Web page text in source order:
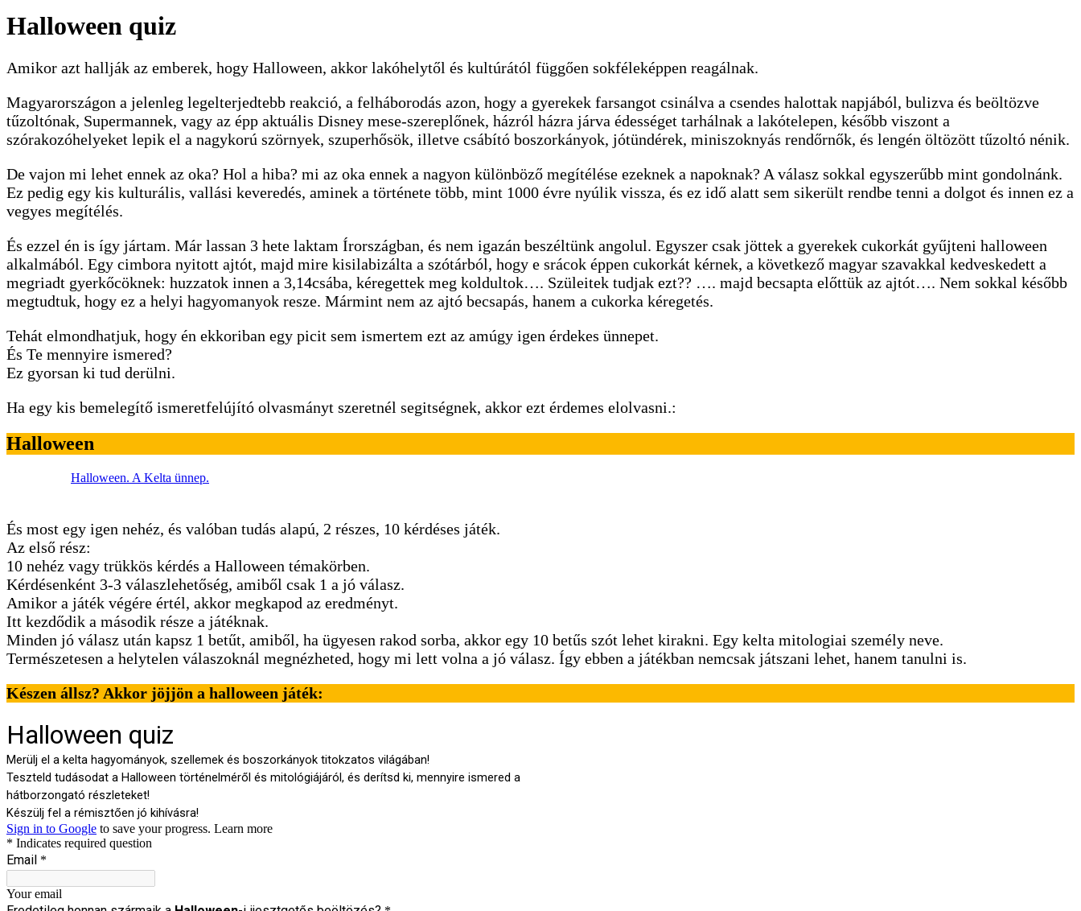
Halloween quiz
Amikor azt hallják az emberek, hogy Halloween, akkor lakóhelytől és kultúrától függően sokféleképpen reagálnak.
Magyarországon a jelenleg legelterjedtebb reakció, a felháborodás azon, hogy a gyerekek farsangot csinálva a csendes halottak napjából, bulizva és beöltözve
tűzoltónak, Supermannek, vagy az épp aktuális Disney mese-szereplőnek, házról házra járva édességet tarhálnak a lakótelepen, később viszont a
szórakozóhelyeket lepik el a nagykorú szörnyek, szuperhősök, illetve csábító boszorkányok, jótündérek, miniszoknyás rendőrnők, és lengén öltözött tűzoltó nénik.
De vajon mi lehet ennek az oka? Hol a hiba? mi az oka ennek a nagyon különböző megítélése ezeknek a napoknak? A válasz sokkal egyszerűbb mint gondolnánk.
Ez pedig egy kis kulturális, vallási keveredés, aminek a története több, mint 1000 évre nyúlik vissza, és ez idő alatt sem sikerült rendbe tenni a dolgot és innen ez a
vegyes megítélés.
És ezzel én is így jártam. Már lassan 3 hete laktam Írországban, és nem igazán beszéltünk angolul. Egyszer csak jöttek a gyerekek cukorkát gyűjteni halloween
alkalmából. Egy cimbora nyitott ajtót, majd mire kisilabizálta a szótárból, hogy e srácok éppen cukorkát kérnek, a következő magyar szavakkal kedveskedett a
megriadt gyerkőcöknek: huzzatok innen a 3,14csába, kéregettek meg koldultok…. Szüleitek tudjak ezt?? …. majd becsapta előttük az ajtót…. Nem sokkal később
megtudtuk, hogy ez a helyi hagyomanyok resze. Mármint nem az ajtó becsapás, hanem a cukorka kéregetés.
Tehát elmondhatjuk, hogy én ekkoriban egy picit sem ismertem ezt az amúgy igen érdekes ünnepet.
És Te mennyire ismered?
Ez gyorsan ki tud derülni.
Ha egy kis bemelegítő ismeretfelújító olvasmányt szeretnél segitségnek, akkor ezt érdemes elolvasni.:
Halloween
Halloween. A Kelta ünnep.
És most egy igen nehéz, és valóban tudás alapú, 2 részes, 10 kérdéses játék.
Az első rész:
10 nehéz vagy trükkös kérdés a Halloween témakörben.
Kérdésenként 3-3 válaszlehetőség, amiből csak 1 a jó válasz.
Amikor a játék végére értél, akkor megkapod az eredményt.
Itt kezdődik a második része a játéknak.
Minden jó válasz után kapsz 1 betűt, amiből, ha ügyesen rakod sorba, akkor egy 10 betűs szót lehet kirakni. Egy kelta mitologiai személy neve.
Természetesen a helytelen válaszoknál megnézheted, hogy mi lett volna a jó válasz. Így ebben a játékban nemcsak játszani lehet, hanem tanulni is.
Készen állsz? Akkor jöjjön a halloween játék: